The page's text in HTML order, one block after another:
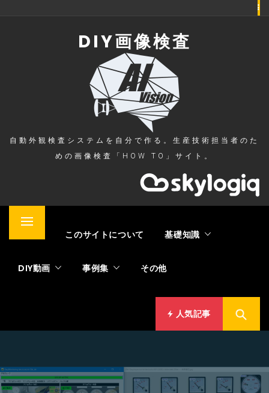
DIY画像検査
自動外観検査システムを自分で作る。生産技術担当者のた
めの画像検査「HOW TO」サイト。
Primary
このサイトについて 基礎知識
DIY動画 事例集 その他
人気記事